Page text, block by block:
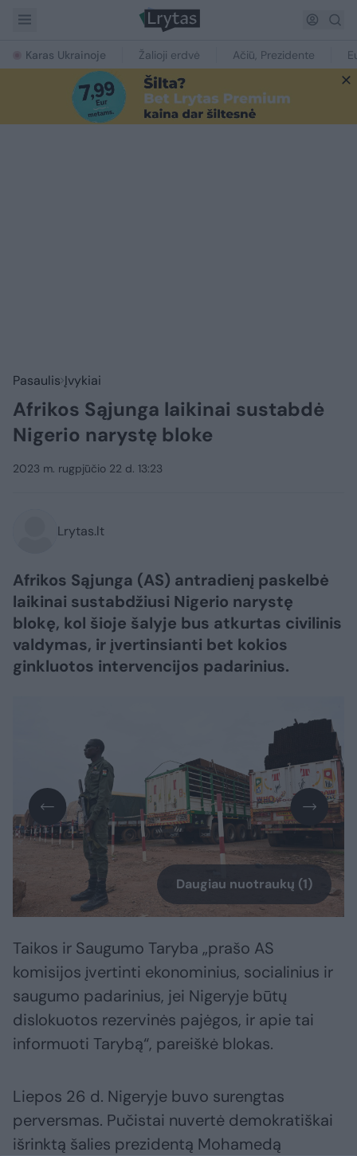
Karas Ukrainoje Žalioji erdvė Ačiū, Prezidente
Pasaulis Įvykiai
Afrikos Sąjunga laikinai sustabdė
Nigerio narystę bloke
2023 m. rugpjūčio 22 d. 13:23
Lrytas.lt
Afrikos Sąjunga (AS) antradienį paskelbė
laikinai sustabdžiusi Nigerio narystę
blokę, kol šioje šalyje bus atkurtas civilinis
valdymas, ir įvertinsianti bet kokios
ginkluotos intervencijos padarinius.
Daugiau nuotraukų (1)
Taikos ir Saugumo Taryba „prašo AS
komisijos įvertinti ekonominius, socialinius ir
saugumo padarinius, jei Nigeryje būtų
dislokuotos rezervinės pajėgos, ir apie tai
informuoti Tarybą“, pareiškė blokas.
Liepos 26 d. Nigeryje buvo surengtas
perversmas. Pučistai nuvertė demokratiškai
išrinktą šalies prezidentą Mohamedą